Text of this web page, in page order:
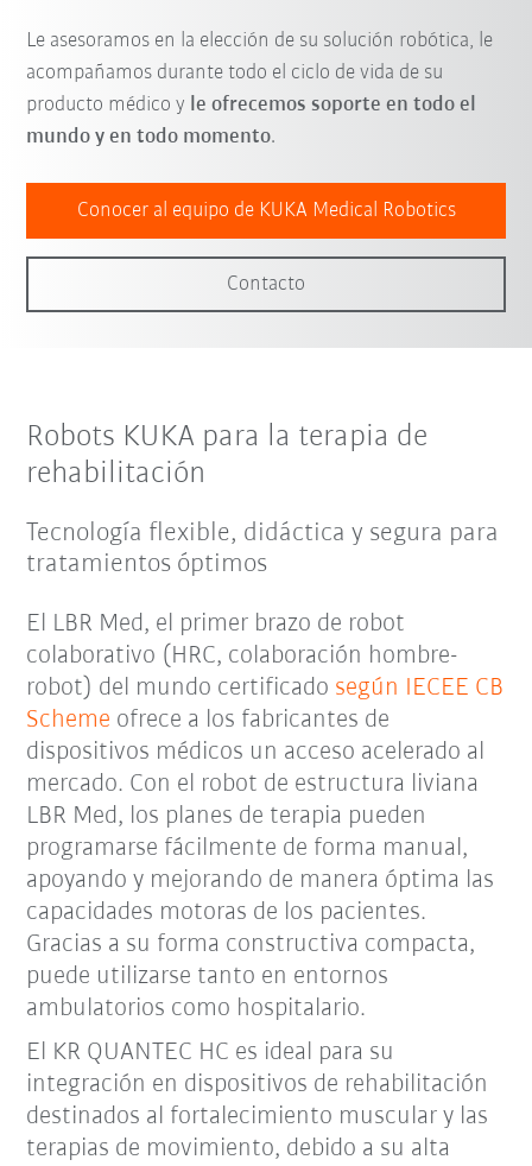
Le asesoramos en la elección de su solución robótica, le
acompañamos durante todo el ciclo de vida de su
producto médico y le ofrecemos soporte en todo el
mundo y en todo momento.
Conocer al equipo de KUKA Medical Robotics
Contacto
Robots KUKA para la terapia de
rehabilitación
Tecnología flexible, didáctica y segura para
tratamientos óptimos
El LBR Med, el primer brazo de robot
colaborativo (HRC, colaboración hombre-
robot) del mundo certificado según IECEE CB
Scheme ofrece a los fabricantes de
dispositivos médicos un acceso acelerado al
mercado. Con el robot de estructura liviana
LBR Med, los planes de terapia pueden
programarse fácilmente de forma manual,
apoyando y mejorando de manera óptima las
capacidades motoras de los pacientes.
Gracias a su forma constructiva compacta,
puede utilizarse tanto en entornos
ambulatorios como hospitalario.
El KR QUANTEC HC es ideal para su
integración en dispositivos de rehabilitación
destinados al fortalecimiento muscular y las
terapias de movimiento, debido a su alta